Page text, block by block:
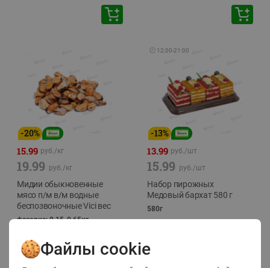
-20%
15.99 руб./кг
19.99 руб./кг
Мидии обыкновенные
мясо п/м в/м водные
беспозвоночные Vici вес
фасовка: 0,15-0,65кг
🕘 12:00-21:00
-13%
13.99 руб./шт
15.99 руб./шт
Набор пирожных
Медовый бархат 580 г
580г
Файлы cookie